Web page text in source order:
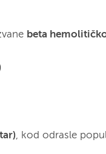
beta
, kod odrasle